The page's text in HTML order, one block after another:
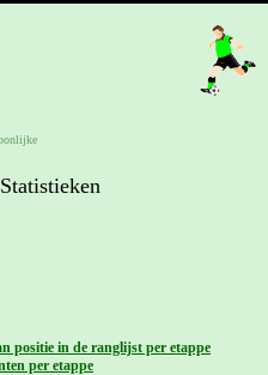
positie in de ranglijst per etappe
per etappe